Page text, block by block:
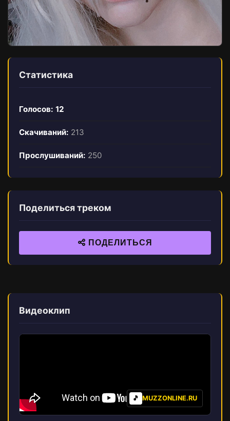
Статистика
Голосов: 12
Скачиваний: 213
Прослушиваний: 250
Поделиться треком
ПОДЕЛИТЬСЯ
Видеоклип
🎵 MUZZONLINE.RU